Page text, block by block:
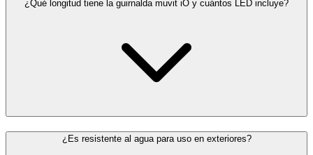
¿Qué longitud tiene la guirnalda muvit iO y cuántos LED incluye?
¿Es resistente al agua para uso en exteriores?